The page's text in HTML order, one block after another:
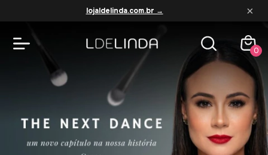
lojaldelinda.com.br → ×
0
L de Linda — Maquiagem e